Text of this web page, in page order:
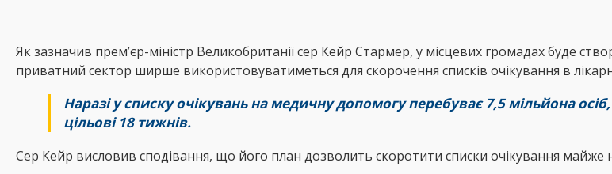
Як зазначив прем’єр-міністр Великобританії cер Кейр Стармер, у місцевих громадах буде
приватний сектор ширше використовуватиметься для скорочення списків очікування в
Наразі у списку очікувань на медичну допомогу перебуває 7,5 мільйона
цільові 18 тижнів.
Сер Кейр висловив сподівання, що його план дозволить скоротити списки очікування майже